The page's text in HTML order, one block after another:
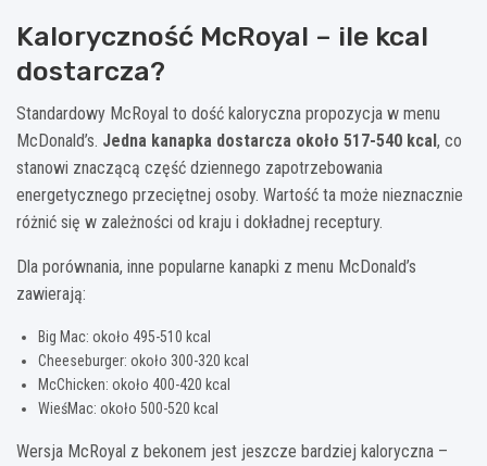
Kaloryczność McRoyal – ile kcal
dostarcza?
Standardowy McRoyal to dość kaloryczna propozycja w menu
McDonald’s. Jedna kanapka dostarcza około 517-540 kcal, co
stanowi znaczącą część dziennego zapotrzebowania
energetycznego przeciętnej osoby. Wartość ta może nieznacznie
różnić się w zależności od kraju i dokładnej receptury.
Dla porównania, inne popularne kanapki z menu McDonald’s
zawierają:
Big Mac: około 495-510 kcal
Cheeseburger: około 300-320 kcal
McChicken: około 400-420 kcal
WieśMac: około 500-520 kcal
Wersja McRoyal z bekonem jest jeszcze bardziej kaloryczna –